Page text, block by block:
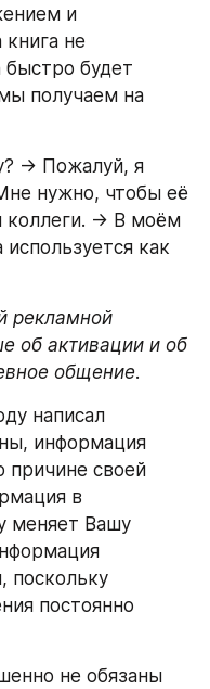
и
не
будет
получаем на
→ Пожалуй, я
нужно, чтобы её
коллеги. → В моём
как
рекламной
об активации и об
общение.
написал
информация
причине своей
в
меняет Вашу
поскольку
постоянно
не обязаны